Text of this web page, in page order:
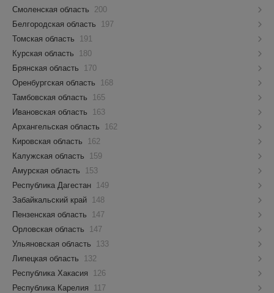
Смоленская область
200
Белгородская область
197
Томская область
191
Курская область
180
Брянская область
170
Оренбургская область
168
Тамбовская область
165
Ивановская область
163
Архангельская область
162
Кировская область
162
Калужская область
159
Амурская область
153
Республика Дагестан 149
Забайкальский край 148
Пензенская область
147
Орловская область
147
Ульяновская область
133
Липецкая область
132
Республика Хакасия
126
Республика Карелия
117